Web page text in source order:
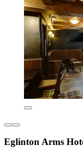
Eglinton Arms